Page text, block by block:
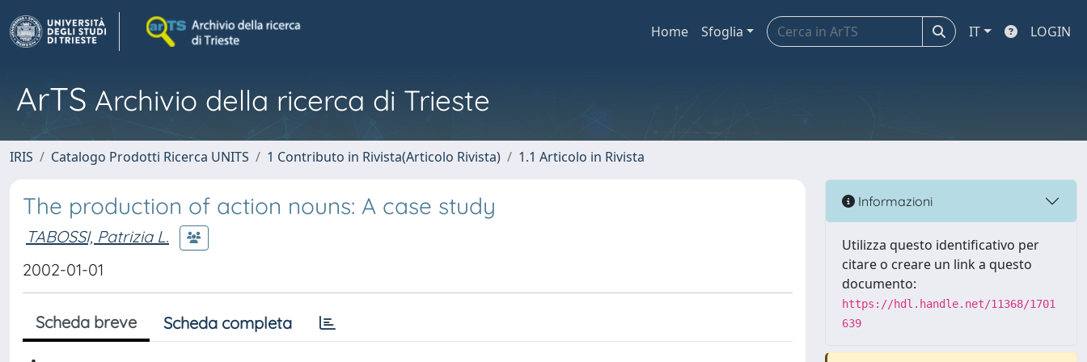
Home Sfoglia IT LOGIN
ArTS Archivio della ricerca di Trieste
IRIS Catalogo Prodotti Ricerca UNITS 1 Contributo in Rivista(Articolo Rivista) 1.1 Articolo in Rivista
The production of action nouns: A case study
TABOSSI, Patrizia L.
2002-01-01
Scheda breve Scheda completa
Informazioni
Utilizza questo identificativo per
citare o creare un link a questo
documento:
https://hdl.handle.net/11368/1701
639